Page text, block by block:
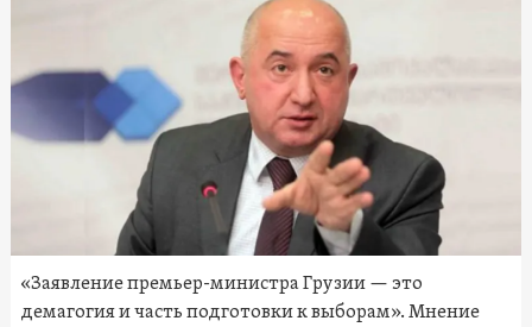
«Заявление премьер-министра Грузии — это
демагогия и часть подготовки к выборам». Мнение